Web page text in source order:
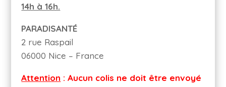
14h à 16h.
PARADISANTÉ
2 rue Raspail
06000 Nice – France
Attention : Aucun colis ne doit être envoyé